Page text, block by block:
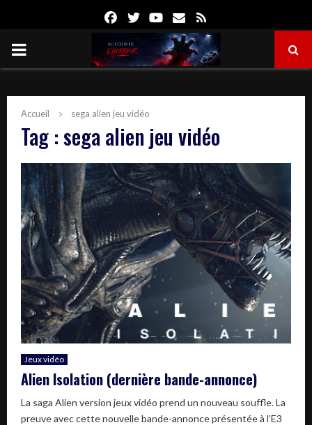
FacebookTwitterYoutube
Email
PRIMARY
Accueil sega alien jeu vidéo
Tag : sega alien jeu vidéo
Jeux vidéo
Alien Isolation (dernière bande-annonce)
La saga Alien version jeux vidéo prend un nouveau souffle. La
preuve avec cette nouvelle bande-annonce présentée à l’E3